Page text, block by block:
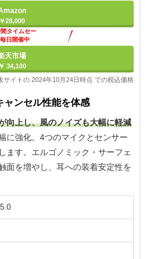
￥28,000
タイムセー
日開催中
天市場
￥ 34,100
イトの 2024年10月24日時点 での税込価格
ャンセル性能を体感
向上し、風のノイズも大幅に軽減
に強化。4つのマイクとセンサー
ます。エルゴノミック・サーフェ
面を増やし、耳への装着安定性を